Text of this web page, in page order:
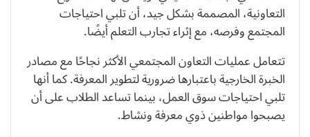
التعاونية، المصممة بشكل جيد، أن تلبي احتياجات
المجتمع وفرصه، مع إثراء تجارب التعلم أيضًا.
تتعامل عمليات التعاون المجتمعي الأكثر نجاحًا مع مصادر
الخبرة الخارجية باعتبارها ضرورية لتطوير المعرفة. كما أنها
تلبي احتياجات سوق العمل، بينما تساعد الطلاب على أن
يصبحوا مواطنين ذوي معرفة ونشاط.